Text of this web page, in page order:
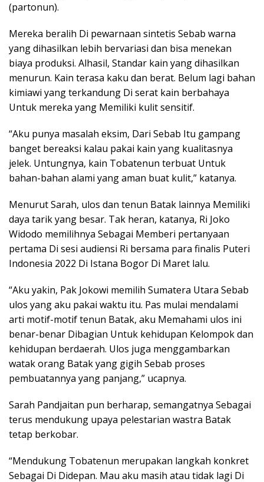
(partonun).
Mereka beralih Di pewarnaan sintetis Sebab warna
yang dihasilkan lebih bervariasi dan bisa menekan
biaya produksi. Alhasil, Standar kain yang dihasilkan
menurun. Kain terasa kaku dan berat. Belum lagi bahan
kimiawi yang terkandung Di serat kain berbahaya
Untuk mereka yang Memiliki kulit sensitif.
“Aku punya masalah eksim, Dari Sebab Itu gampang
banget bereaksi kalau pakai kain yang kualitasnya
jelek. Untungnya, kain Tobatenun terbuat Untuk
bahan-bahan alami yang aman buat kulit,” katanya.
Menurut Sarah, ulos dan tenun Batak lainnya Memiliki
daya tarik yang besar. Tak heran, katanya, Ri Joko
Widodo memilihnya Sebagai Memberi pertanyaan
pertama Di sesi audiensi Ri bersama para finalis Puteri
Indonesia 2022 Di Istana Bogor Di Maret lalu.
“Aku yakin, Pak Jokowi memilih Sumatera Utara Sebab
ulos yang aku pakai waktu itu. Pas mulai mendalami
arti motif-motif tenun Batak, aku Memahami ulos ini
benar-benar Dibagian Untuk kehidupan Kelompok dan
kehidupan berdaerah. Ulos juga menggambarkan
watak orang Batak yang gigih Sebab proses
pembuatannya yang panjang,” ucapnya.
Sarah Pandjaitan pun berharap, semangatnya Sebagai
terus mendukung upaya pelestarian wastra Batak
tetap berkobar.
“Mendukung Tobatenun merupakan langkah konkret
Sebagai Di Didepan. Mau aku masih atau tidak lagi Di